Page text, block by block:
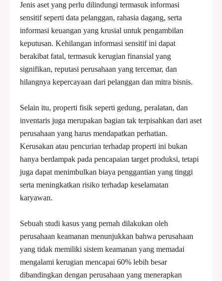
Jenis aset yang perlu dilindungi termasuk informasi
sensitif seperti data pelanggan, rahasia dagang, serta
informasi keuangan yang krusial untuk pengambilan
keputusan. Kehilangan informasi sensitif ini dapat
berakibat fatal, termasuk kerugian finansial yang
signifikan, reputasi perusahaan yang tercemar, dan
hilangnya kepercayaan dari pelanggan dan mitra bisnis.
Selain itu, properti fisik seperti gedung, peralatan, dan
inventaris juga merupakan bagian tak terpisahkan dari aset
perusahaan yang harus mendapatkan perhatian.
Kerusakan atau pencurian terhadap properti ini bukan
hanya berdampak pada pencapaian target produksi, tetapi
juga dapat menimbulkan biaya penggantian yang tinggi
serta meningkatkan risiko terhadap keselamatan
karyawan.
Sebuah studi kasus yang pernah dilakukan oleh
perusahaan keamanan menunjukkan bahwa perusahaan
yang tidak memiliki sistem keamanan yang memadai
mengalami kerugian mencapai 60% lebih besar
dibandingkan dengan perusahaan yang menerapkan